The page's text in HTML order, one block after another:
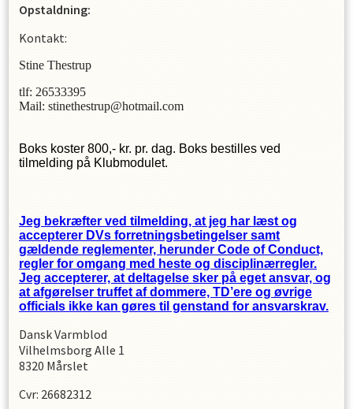
Opstaldning:
Kontakt:
Stine Thestrup
tlf: 26533395
Mail: stinethestrup@hotmail.com
Boks koster 800,- kr. pr. dag. Boks bestilles ved
tilmelding på Klubmodulet.
Jeg bekræfter ved tilmelding, at jeg har læst og
accepterer DVs forretningsbetingelser samt
gældende reglementer, herunder Code of Conduct,
regler for omgang med heste og disciplinærregler.
Jeg accepterer, at deltagelse sker på eget ansvar, og
at afgørelser truffet af dommere, TD’ere og øvrige
officials ikke kan gøres til genstand for ansvarskrav.
Dansk Varmblod
Vilhelmsborg Alle 1
8320 Mårslet
Cvr: 26682312